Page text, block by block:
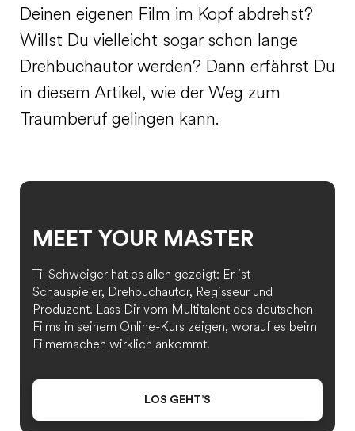
Deinen eigenen Film im Kopf abdrehst?
Willst Du vielleicht sogar schon lange
Drehbuchautor werden? Dann erfährst Du
in diesem Artikel, wie der Weg zum
Traumberuf gelingen kann.
MEET YOUR MASTER
Til Schweiger hat es allen gezeigt: Er ist
Schauspieler, Drehbuchautor, Regisseur und
Produzent. Lass Dir vom Multitalent des deutschen
Films in seinem Online-Kurs zeigen, worauf es beim
Filmemachen wirklich ankommt.
LOS GEHT’S